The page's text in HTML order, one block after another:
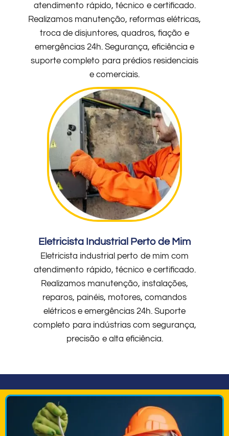
atendimento rápido, técnico e certificado.
Realizamos manutenção, reformas elétricas,
troca de disjuntores, quadros, fiação e
emergências 24h. Segurança, eficiência e
suporte completo para prédios residenciais
e comerciais.
Eletricista Industrial Perto de Mim
Eletricista industrial perto de mim com
atendimento rápido, técnico e certificado.
Realizamos manutenção, instalações,
reparos, painéis, motores, comandos
elétricos e emergências 24h. Suporte
completo para indústrias com segurança,
precisão e alta eficiência.